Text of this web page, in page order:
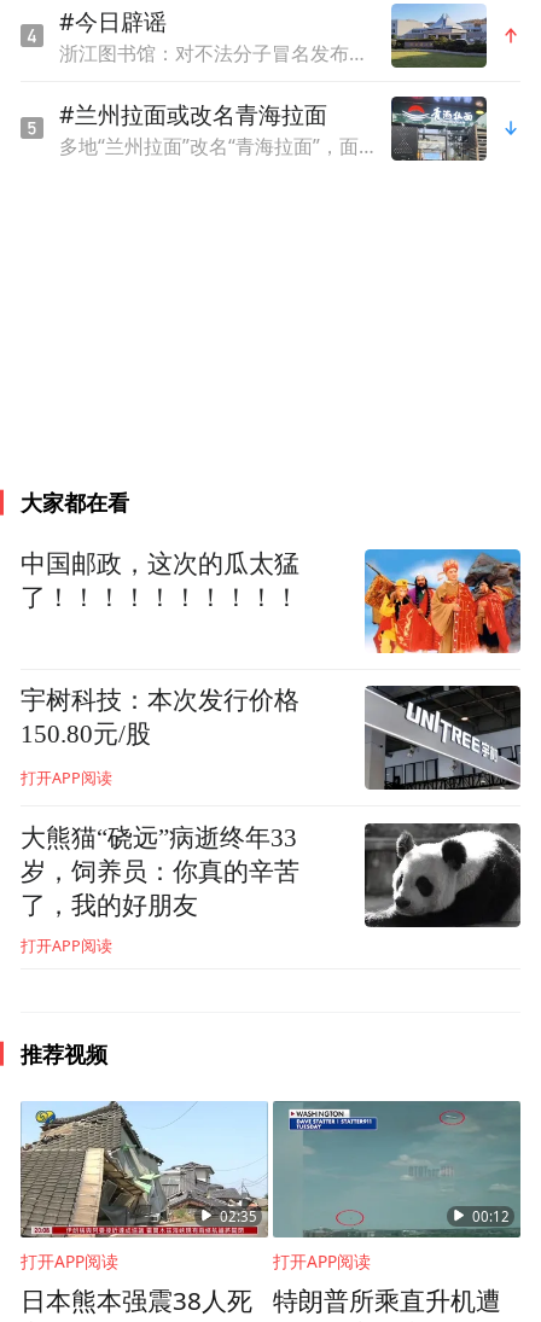
的重要平台，如今更成长为全市覆盖范围最
广、行业影响力最大的“科创服务”品牌。大
赛始终以开放姿态链接各方资源，携手高
校、科研院所、金融机构、高质量孵化器、
科创是未来国家发展的双引擎。”
陆雄文书记强调了科创与管理并重，认为二
具情怀与积累，但也面临着高失败率与资本
环境的挑战。陆书记指出：“用管理赋能科
创、成就科创、引领科创，这是我们做管理
人的使命。对管理的任何忽视，不仅会导致
踩坑和挫败，更可能造成企业的失败。”“未
来之星”创始人训练营着力于用管理提升科创
企业的生存与发展概率，助力国家在全球科
#今日辟谣
浙江图书馆：对不法分子冒名发布虚假信息的严正声明
#兰州拉面或改名青海拉面
多地“兰州拉面”改名“青海拉面”，面馆老板：青海人，挂兰州牌子不合适
大家都在看
中国邮政，这次的瓜太猛
了！！！！！！！！！！
宇树科技：本次发行价格
150.80元/股
打开APP阅读
大熊猫“硗远”病逝终年33
岁，饲养员：你真的辛苦
了，我的好朋友
打开APP阅读
推荐视频
02:35
打开APP阅读
日本熊本强震38人死
00:12
打开APP阅读
特朗普所乘直升机遭